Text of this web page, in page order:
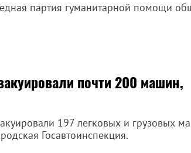
партия гуманитарной помощи
почти 200 машин,
197 легковых и грузовых
Госавтоинспекция.